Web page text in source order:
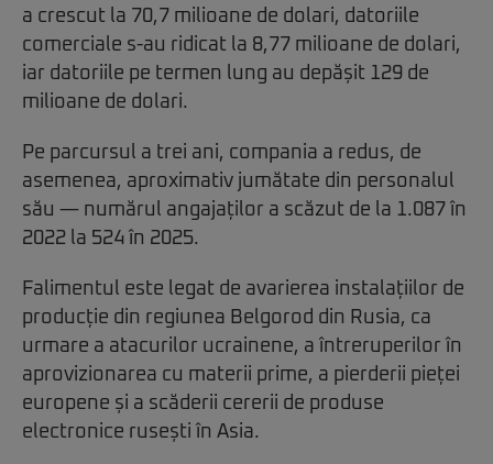
a crescut la 70,7 milioane de dolari, datoriile
comerciale s-au ridicat la 8,77 milioane de dolari,
iar datoriile pe termen lung au depășit 129 de
milioane de dolari.
Pe parcursul a trei ani, compania a redus, de
asemenea, aproximativ jumătate din personalul
său — numărul angajaților a scăzut de la 1.087 în
2022 la 524 în 2025.
Falimentul este legat de avarierea instalațiilor de
producție din regiunea Belgorod din Rusia, ca
urmare a atacurilor ucrainene, a întreruperilor în
aprovizionarea cu materii prime, a pierderii pieței
europene și a scăderii cererii de produse
electronice rusești în Asia.